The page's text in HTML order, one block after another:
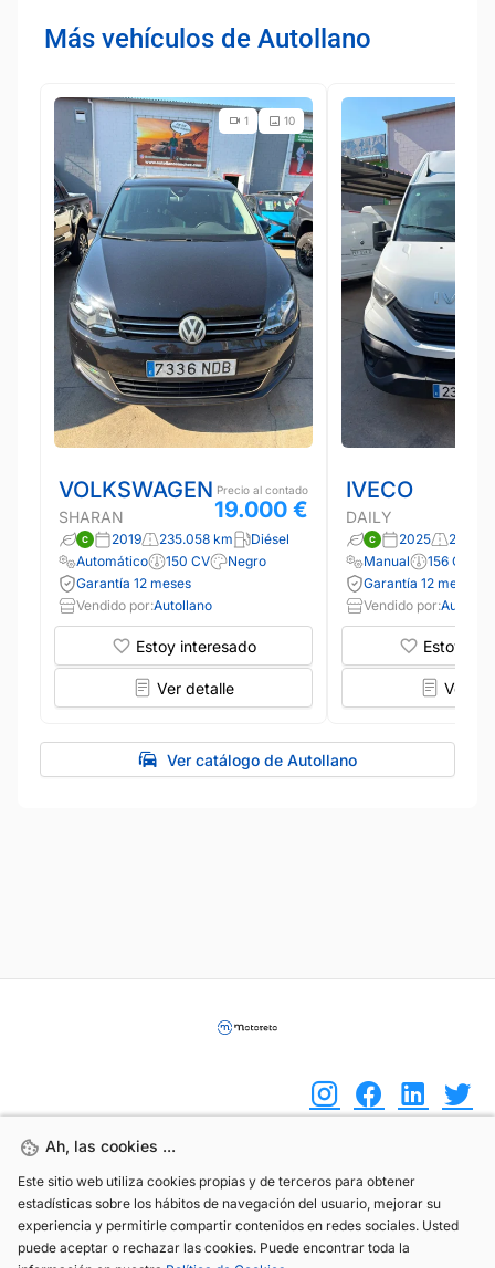
Más vehículos de Autollano
10
1
VOLKSWAGEN
SHARAN
Precio al contado
19.000 €
2019 235.058 km
Diésel
Automático
150 CV
Negro
Garantía 12 meses
Vendido por:Autollano
Estoy interesado
Ver detalle
IVECO
DAILY
2025
Manual
156 CV
Garantía 12 meses
Vendido por:
Estoy
Ver
Ver catálogo de Autollano
Ah, las cookies ...
Este sitio web utiliza cookies propias y de terceros para obtener
estadísticas sobre los hábitos de navegación del usuario, mejorar su
experiencia y permitirle compartir contenidos en redes sociales. Usted
puede aceptar o rechazar las cookies. Puede encontrar toda la
Ah, las cookies ...
Este sitio web utiliza cookies propias y de terceros para obtener
estadísticas sobre los hábitos de navegación del usuario, mejorar su
experiencia y permitirle compartir contenidos en redes sociales. Usted
puede aceptar o rechazar las cookies. Puede encontrar toda la
(+34) 744 408 070
info@motoreto.com